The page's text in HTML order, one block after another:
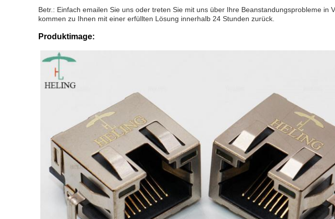
Betr.: Einfach emailen Sie uns oder treten Sie mit uns über Ihre Beanstandungsprobleme
kommen zu Ihnen mit einer erfüllten Lösung innerhalb 24 Stunden zurück.
Produktimage: